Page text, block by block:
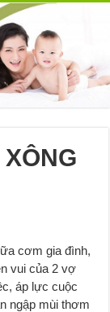
cơm gia đình,
vui của 2 vợ
áp lực cuộc
ngập mùi thơm